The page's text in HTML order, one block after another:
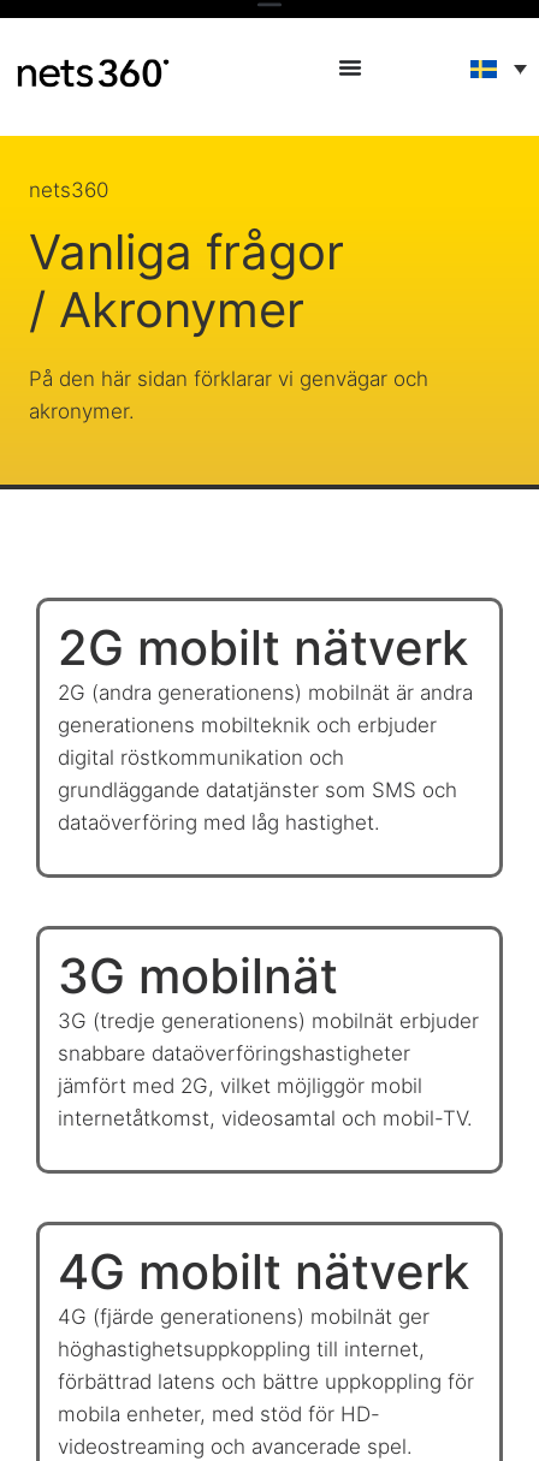
nets360
Vanliga frågor
/ Akronymer
På den här sidan förklarar vi genvägar och
akronymer.
2G mobilt nätverk
2G (andra generationens) mobilnät är andra
generationens mobilteknik och erbjuder
digital röstkommunikation och
grundläggande datatjänster som SMS och
dataöverföring med låg hastighet.
3G mobilnät
3G (tredje generationens) mobilnät erbjuder
snabbare dataöverföringshastigheter
jämfört med 2G, vilket möjliggör mobil
internetåtkomst, videosamtal och mobil-TV.
4G mobilt nätverk
4G (fjärde generationens) mobilnät ger
höghastighetsuppkoppling till internet,
förbättrad latens och bättre uppkoppling för
mobila enheter, med stöd för HD-
videostreaming och avancerade spel.